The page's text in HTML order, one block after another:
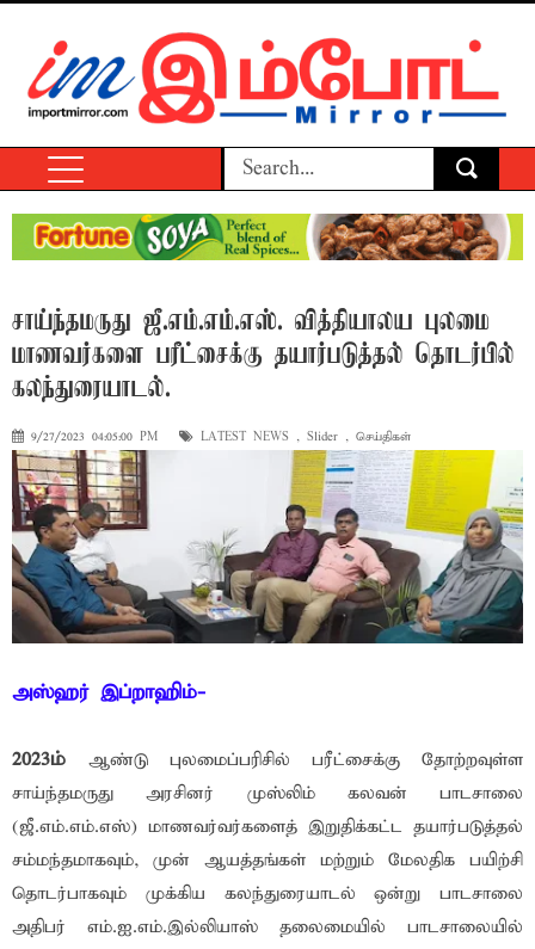
சாய்ந்தமருது ஜீ.எம்.எம்.எஸ். வித்தியாலய புலமை
மாணவர்களை பரீட்சைக்கு தயார்படுத்தல் தொடர்பில்
கலந்துரையாடல்.
9/27/2023 04:05:00 PM LATEST NEWS , Slider , செய்திகள்
அஸ்ஹர் இப்றாஹிம்-
2023ம்
ஆண்டு புலமைப்பரிசில் பரீட்சைக்கு தோற்றவுள்ள
சாய்ந்தமருது அரசினர் முஸ்லிம் கலவன் பாடசாலை
(ஜீ.எம்.எம்.எஸ்) மாணவர்வர்களைத் இறுதிக்கட்ட தயார்படுத்தல்
சம்மந்தமாகவும், முன் ஆயத்தங்கள் மற்றும் மேலதிக பயிற்சி
தொடர்பாகவும் முக்கிய கலந்துரையாடல் ஒன்று பாடசாலை
அதிபர் எம்.ஐ.எம்.இல்லியாஸ் தலைமையில் பாடசாலையில்